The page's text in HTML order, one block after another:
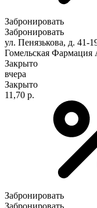
Забронировать
Забронировать
ул. Пенязькова, д. 41-
Гомельская
Закрыто
вчера
Закрыто
11,70 р.
Забронировать
Забронировать